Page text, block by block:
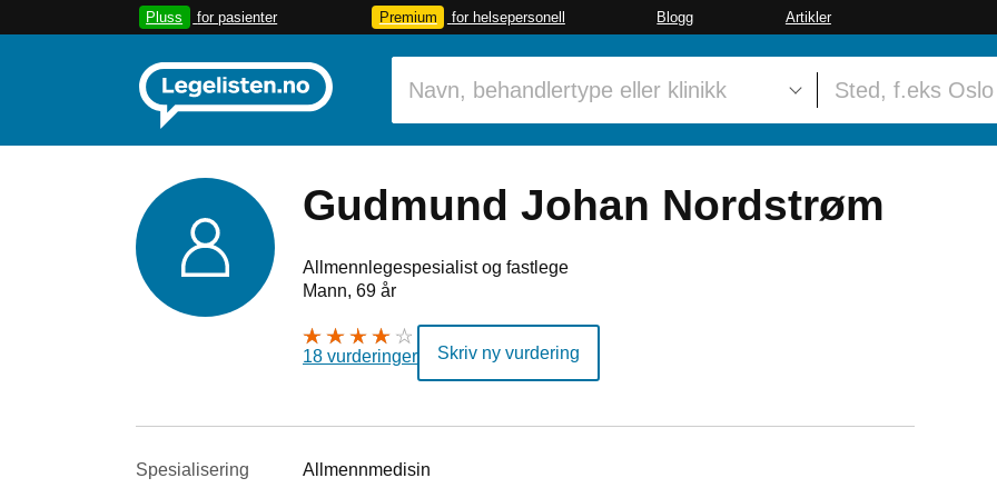
Pluss for pasienter Premium for helsepersonell Blogg Artikler
Gudmund Johan Nordstrøm
Allmennlegespesialist og fastlege
Mann, 69 år
18 vurderinger Skriv ny vurdering
Spesialisering Allmennmedisin